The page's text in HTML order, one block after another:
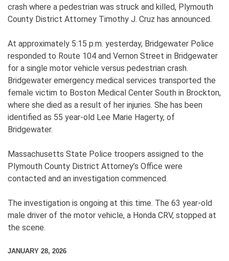
crash where a pedestrian was struck and killed, Plymouth
County District Attorney Timothy J. Cruz has announced.
At approximately 5:15 p.m. yesterday, Bridgewater Police
responded to Route 104 and Vernon Street in Bridgewater
for a single motor vehicle versus pedestrian crash.
Bridgewater emergency medical services transported the
female victim to Boston Medical Center South in Brockton,
where she died as a result of her injuries. She has been
identified as 55 year-old Lee Marie Hagerty, of
Bridgewater.
Massachusetts State Police troopers assigned to the
Plymouth County District Attorney’s Office were
contacted and an investigation commenced.
The investigation is ongoing at this time. The 63 year-old
male driver of the motor vehicle, a Honda CRV, stopped at
the scene.
JANUARY 28, 2026